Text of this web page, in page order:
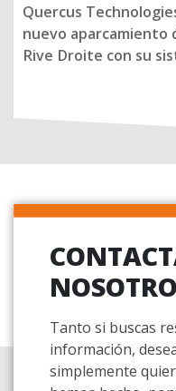
Quercus
nuevo aparcamiento
Rive Droite con su
Tanto si buscas
información,
simplemente